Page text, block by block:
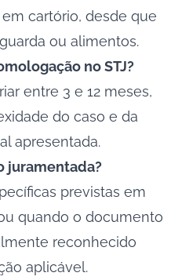
cartório, desde que
ou alimentos.
no STJ?
entre 3 e 12 meses,
do caso e da
apresentada.
juramentada?
previstas em
quando o documento
reconhecido
aplicável.